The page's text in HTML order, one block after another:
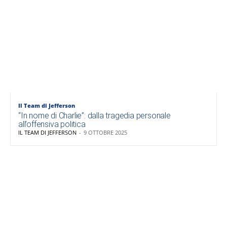
Il Team di Jefferson
“In nome di Charlie”: dalla tragedia personale
all’offensiva politica
IL TEAM DI JEFFERSON - 9 OTTOBRE 2025